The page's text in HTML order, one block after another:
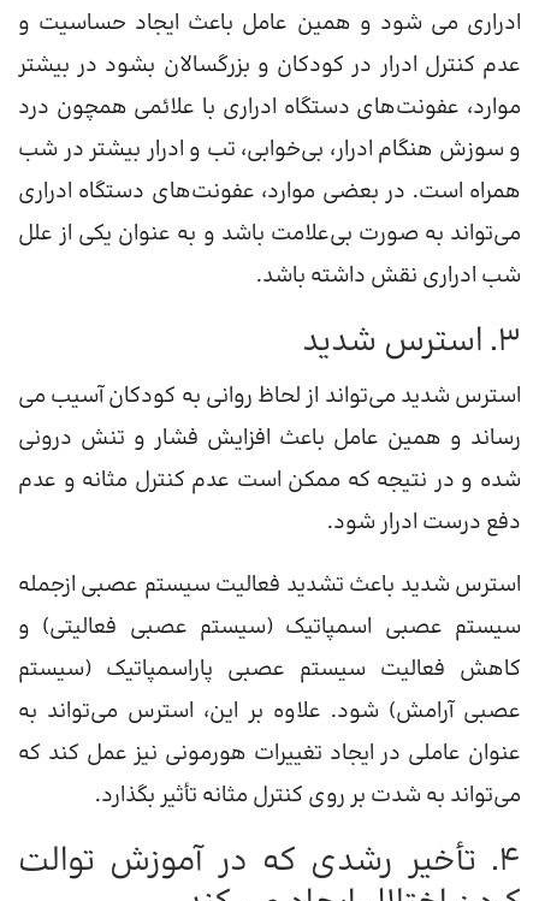
ادراری می شود و همین عامل باعث ایجاد حساسیت و
عدم کنترل ادرار در کودکان و بزرگسالان بشود در بیشتر
موارد، عفونت‌های دستگاه ادراری با علائمی همچون درد
و سوزش هنگام ادرار، بی‌خوابی، تب و ادرار بیشتر در شب
همراه است. در بعضی موارد، عفونت‌های دستگاه ادراری
می‌تواند به صورت بی‌علامت باشد و به عنوان یکی از علل
شب ادراری نقش داشته باشد.
3. استرس شدید
استرس شدید می‌تواند از لحاظ روانی به کودکان آسیب می
رساند و همین عامل باعث افزایش فشار و تنش درونی
شده و در نتیجه که ممکن است عدم کنترل مثانه و عدم
دفع درست ادرار شود.
استرس شدید باعث تشدید فعالیت سیستم عصبی ازجمله
سیستم عصبی اسمپاتیک (سیستم عصبی فعالیتی) و
کاهش فعالیت سیستم عصبی پاراسمپاتیک (سیستم
عصبی آرامش) شود. علاوه بر این، استرس می‌تواند به
عنوان عاملی در ایجاد تغییرات هورمونی نیز عمل کند که
می‌تواند به شدت بر روی کنترل مثانه تأثیر بگذارد.
4. تأخیر رشدی که در آموزش توالت